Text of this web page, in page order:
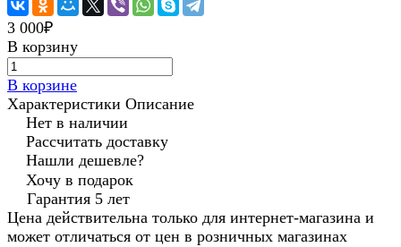
3 000₽
В корзину
В корзине
Характеристики Описание
Нет в наличии
Рассчитать доставку
Нашли дешевле?
Хочу в подарок
Гарантия 5 лет
Цена действительна только для интернет-магазина и
может отличаться от цен в розничных магазинах